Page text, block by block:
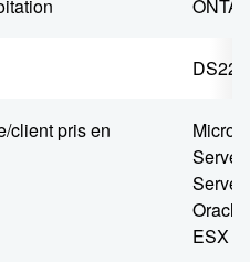
client pris en
Server
Server
Oracle
ESX